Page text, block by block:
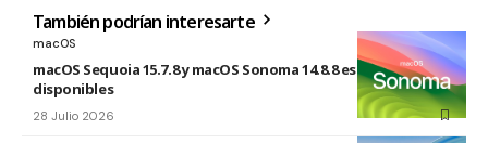
También podrían interesarte
macOS
macOS Sequoia 15.7.8 y macOS Sonoma 14.8.8 están
disponibles
28 Julio 2026